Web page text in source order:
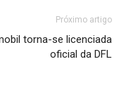
Próximo artigo
torna-se licenciada
oficial da DFL